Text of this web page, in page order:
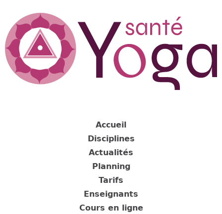
navigation
Accueil
Disciplines
Actualités
Planning
Tarifs
Enseignants
Cours en ligne